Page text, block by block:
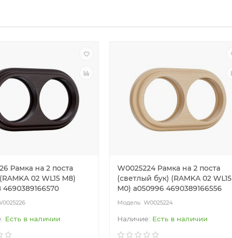
Рамка на 2 поста
02 WL15 M8)
4690389166570
Есть в наличии
W0025224 Рамка на 2 поста
(светлый бук) (RAMKA 02 WL15
M0) a050996 4690389166556
W0025224
Есть в наличии